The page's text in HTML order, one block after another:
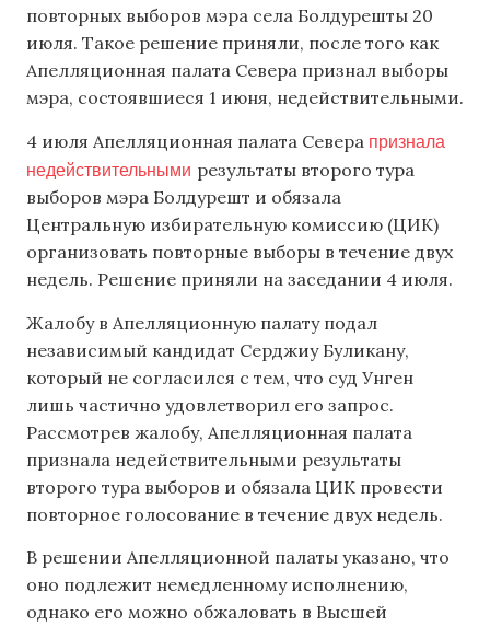
повторных выборов мэра села Болдурешты 20
июля. Такое решение приняли, после того как
Апелляционная палата Севера признал выборы
мэра, состоявшиеся 1 июня, недействительными.
4 июля Апелляционная палата Севера признала
недействительными результаты второго тура
выборов мэра Болдурешт и обязала
Центральную избирательную комиссию (ЦИК)
организовать повторные выборы в течение двух
недель. Решение приняли на заседании 4 июля.
Жалобу в Апелляционную палату подал
независимый кандидат Серджиу Буликану,
который не согласился с тем, что суд Унген
лишь частично удовлетворил его запрос.
Рассмотрев жалобу, Апелляционная палата
признала недействительными результаты
второго тура выборов и обязала ЦИК провести
повторное голосование в течение двух недель.
В решении Апелляционной палаты указано, что
оно подлежит немедленному исполнению,
однако его можно обжаловать в Высшей